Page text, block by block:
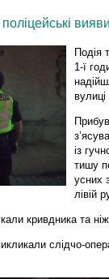
Подія
1-ї
із
тишу
усних
лівій
кривдника та
слідчо-